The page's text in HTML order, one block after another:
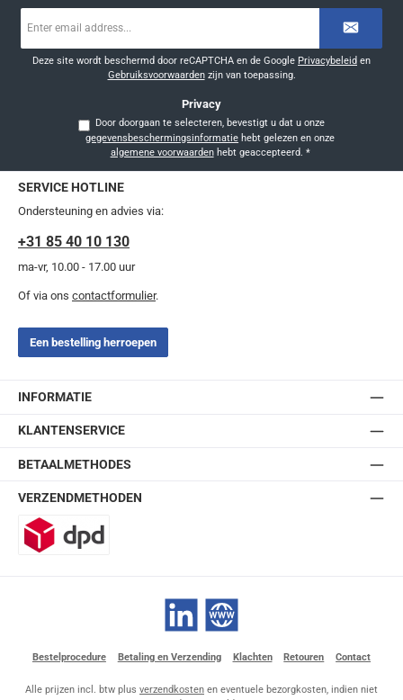
mailadres
Deze site wordt beschermd door reCAPTCHA en de Google Privacybeleid en
Gebruiksvoorwaardenzijn van toepassing.
Privacy
Door doorgaan te selecteren, bevestigt u dat u onze
gegevensbeschermingsinformatie
algemene voorwaardenhebt geaccepteerd. *
SERVICE HOTLINE
Ondersteuning en advies via:
+31 85 40 10 130
ma-vr, 10.00 - 17.00 uur
Of via ons contactformulier.
Een bestelling herroepen
INFORMATIE
KLANTENSERVICE
BETAALMETHODES
VERZENDMETHODEN
LinkedIn Website
Bestelprocedure Betaling en Verzending Klachten Retouren Contact
Alle prijzen incl. btw plus verzendkosten en eventuele bezorgkosten, indien niet